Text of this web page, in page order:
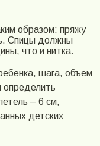
образом: пряжу
Спицы должны
что и нитка.
шага, объем
– 6 см,
детских